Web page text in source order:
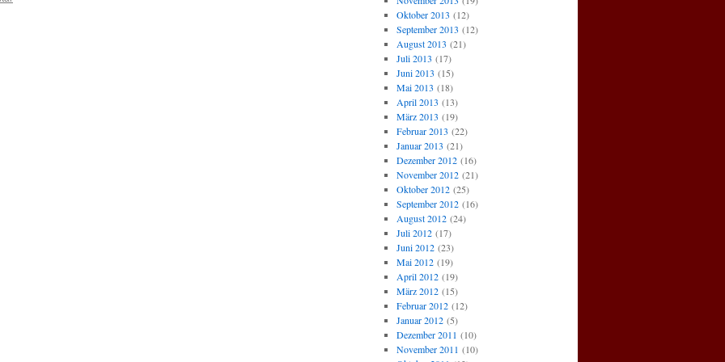
Oktober 2013 (12)
September 2013 (12)
August 2013 (21)
Juli 2013 (17)
Juni 2013 (15)
Mai 2013 (18)
April 2013 (13)
März 2013 (19)
Februar 2013 (22)
Januar 2013 (21)
Dezember 2012(16)
November 2012(21)
Oktober 2012(25)
September 2012(16)
August 2012(24)
Juli 2012(17)
Juni 2012(23)
Mai 2012(19)
April 2012(19)
März 2012(15)
Februar 2012(12)
Januar 2012(5)
Dezember 2011 (10)
November 2011 (10)